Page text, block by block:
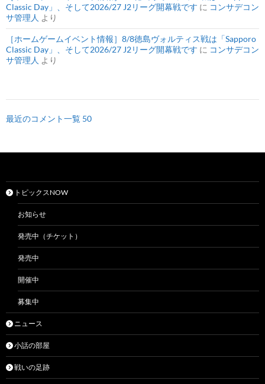
Classic Day」、そして2026/27 J2リーグ開幕戦です に コンサデコン
サ管理人 より
［ホームゲームイベント情報］8/8徳島ヴォルティス戦は「Sapporo
Classic Day」、そして2026/27 J2リーグ開幕戦です に コンサデコン
サ管理人 より
最近のコメント一覧 50
トピックスNOW
お知らせ
発売中（チケット）
発売中
開催中
募集中
ニュース
小話の部屋
戦いの足跡